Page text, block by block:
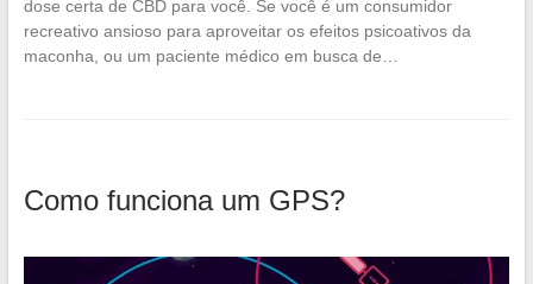
dose certa de CBD para você. Se você é um consumidor
recreativo ansioso para aproveitar os efeitos psicoativos da
maconha, ou um paciente médico em busca de…
Como funciona um GPS?